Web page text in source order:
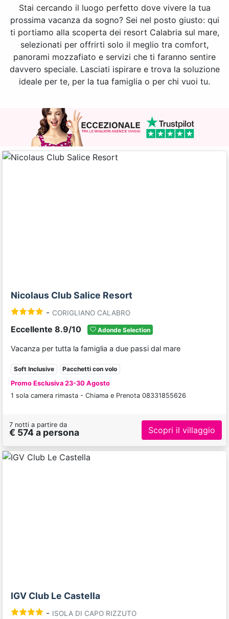
Stai cercando il luogo perfetto dove vivere la tua
prossima vacanza da sogno? Sei nel posto giusto: qui
ti portiamo alla scoperta dei resort Calabria sul mare,
selezionati per offrirti solo il meglio tra comfort,
panorami mozzafiato e servizi che ti faranno sentire
davvero speciale. Lasciati ispirare e trova la soluzione
ideale per te, per la tua famiglia o per chi vuoi tu.
Nicolaus Club Salice Resort
- CORIGLIANO CALABRO
Eccellente 8.9/10 Adonde Selection
Vacanza per tutta la famiglia a due passi dal mare
Soft Inclusive
Pacchetti con volo
Promo Esclusiva 23-30 Agosto
1 sola camera rimasta - Chiama e Prenota 08331855626
7 notti a partire da
€ 574 a persona Scopri il villaggio
IGV Club Le Castella
- ISOLA DI CAPO RIZZUTO